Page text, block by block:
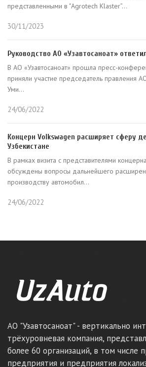
представленными в "Agrotech Klaster”...
30/11/2023
Руководство АО «Узавтосаноат»
В АО «Узавтосаноат» прошла пресс-
приняли участие председатель правления
Уми...
24/06/2022
Концерн Volkswagen расширяет сферу
Узбекистане
В рамках визита с представителями
обсуждены вопросы дальнейшего
производству автомобил...
24/06/2022
АО "Узавтосаноат" - вертикально
трёхуровневая компания,
более 60 организаций, в том числе
предприятия и предприятия